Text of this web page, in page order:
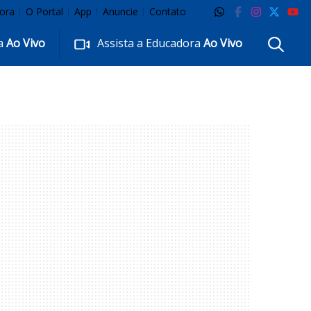
O Portal App Anuncie Contato
Ao Vivo Assista a EducadoraAo Vivo